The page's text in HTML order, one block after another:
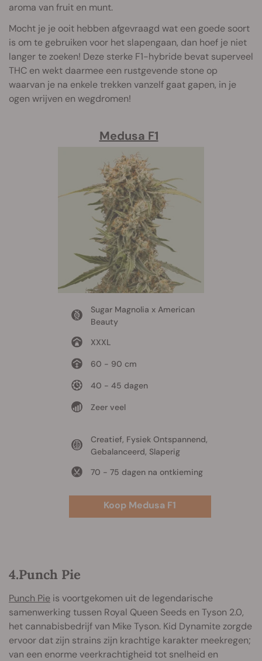
aroma van fruit en munt.
Mocht je je ooit hebben afgevraagd wat een goede soort
is om te gebruiken voor het slapengaan, dan hoef je niet
langer te zoeken! Deze sterke F1-hybride bevat superveel
THC en wekt daarmee een rustgevende stone op
waarvan je na enkele trekken vanzelf gaat gapen, in je
ogen wrijven en wegdromen!
Medusa F1
Sugar Magnolia x American
Beauty
XXXL
60 - 90 cm
40 - 45 dagen
Zeer veel
Creatief, Fysiek Ontspannend,
Gebalanceerd, Slaperig
70 - 75 dagen na ontkieming
Koop Medusa F1
4.Punch Pie
Punch Pie is voortgekomen uit de legendarische
samenwerking tussen Royal Queen Seeds en Tyson 2.0,
het cannabisbedrijf van Mike Tyson. Kid Dynamite zorgde
ervoor dat zijn strains zijn krachtige karakter meekregen;
van een enorme veerkrachtigheid tot snelheid en